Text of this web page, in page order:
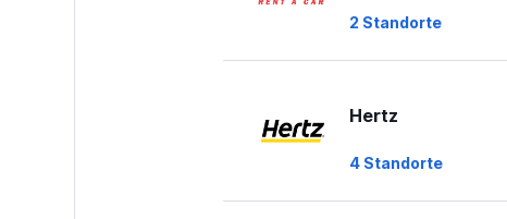
2 Standorte
Hertz
4 Standorte